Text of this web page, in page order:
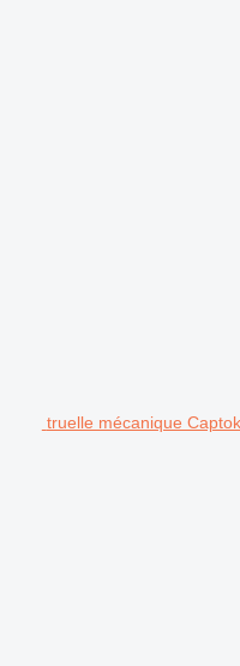
truelle mécanique